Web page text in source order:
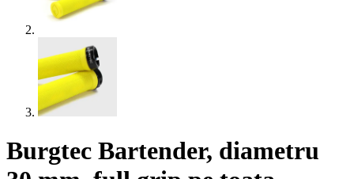
Burgtec Bartender, diametru